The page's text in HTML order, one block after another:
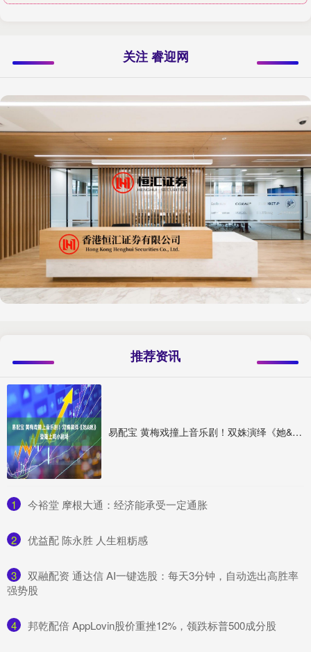
关注 睿迎网
推荐资讯
易配宝 黄梅戏撞上音乐剧！双姝演绎《她&她》登陆上海小剧场
1 ​今裕堂 摩根大通：经济能承受一定通胀
2 ​优益配 陈永胜 人生粗粝感
3
​双融配资 通达信 AI一键选股：每天3分钟，自动选出高胜率
强势股
4 ​邦乾配倍 AppLovin股价重挫12%，领跌标普500成分股